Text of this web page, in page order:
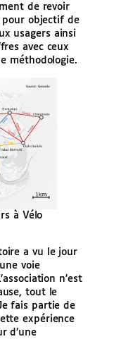
de revoir
pour objectif de
usagers ainsi
avec ceux
méthodologie.
à Vélo
a vu le jour
voie
n’est
tout le
fais partie de
expérience
d’une